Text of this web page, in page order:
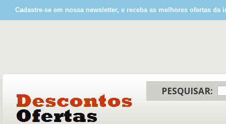
Cadastre-se em nossa newsletter, e receba as melhores ofertas da
PESQUISAR: